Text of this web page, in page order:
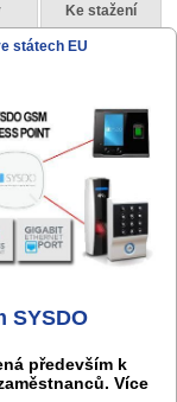
Ke stažení
státech EU
SYSDO
především k
Více